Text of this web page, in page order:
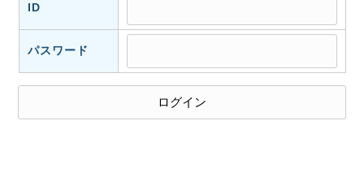
ID
パスワード